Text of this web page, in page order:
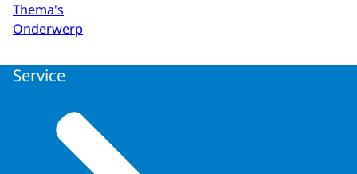
Thema's
Onderwerp
Service